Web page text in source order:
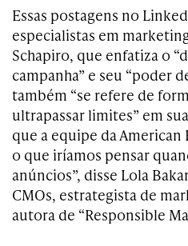
Essas postagens no
especialistas em
Schapiro, que enfatiza o
campanha” e seu “poder
também “se refere de
ultrapassar limites” em
que a equipe da American
o que iríamos pensar
anúncios”, disse Lola
CMOs, estrategista de
autora de “Responsible